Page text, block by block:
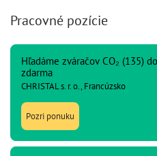
Pracovné pozície
Hľadáme zváračov CO₂ (135)
zdarma
CHRISTAL s. r. o., Francúzsko
Pozri ponuku